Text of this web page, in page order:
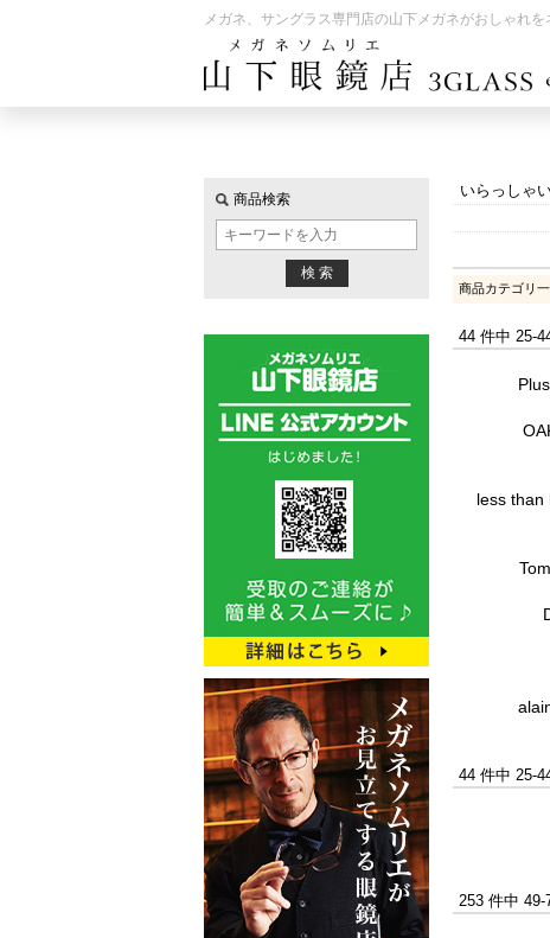
メガネ、サングラス専門店の山下メガネがおしゃれ
商品検索
いらっしゃ
商品カテゴリ
44 件中 25-
less than
44 件中 25-
253 件中